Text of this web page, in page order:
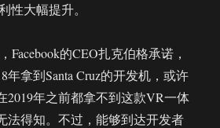
性大幅提升。
Facebook的CEO扎克伯格承诺，
年拿到Santa Cruz的开发机，或许
2019年之前都拿不到这款VR一体
法得知。不过，能够到达开发者